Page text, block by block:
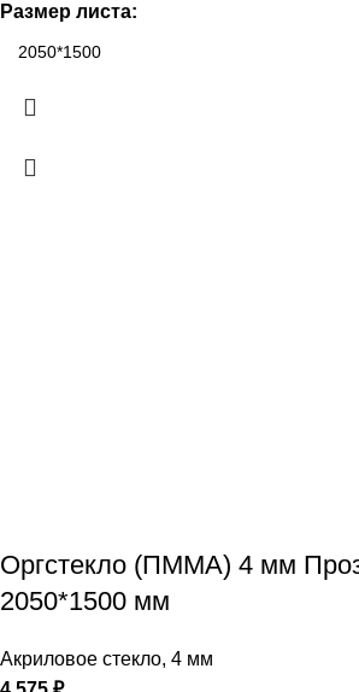
Размер листа:
Оргстекло (ПММА) 4 мм
2050*1500 мм
Акриловое стекло, 4 мм